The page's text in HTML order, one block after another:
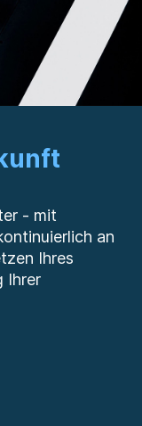
- mit
an
Ihres
Ihrer